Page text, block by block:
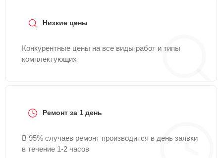
Низкие цены
Конкурентные цены на все виды работ и типы
комплектующих
Ремонт за 1 день
В 95% случаев ремонт производится в день заявки
в течение 1-2 часов